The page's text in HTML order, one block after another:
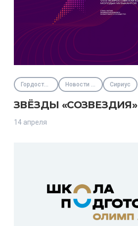
Гордость региона Новости Фонда Сириус
ЗВЁЗДЫ «СОЗВЕЗДИЯ»
14 апреля